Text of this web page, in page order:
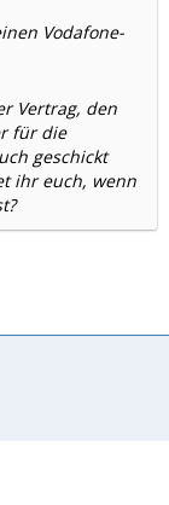
Vodafone-
Vertrag, den
für die
geschickt
ihr euch, wenn